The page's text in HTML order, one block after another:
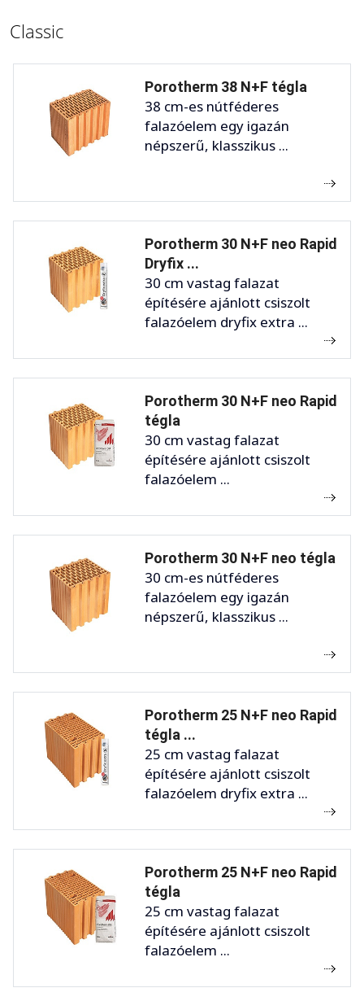
Classic
Porotherm 38 N+F tégla
38 cm-es nútféderes
falazóelem egy igazán
népszerű, klasszikus ...
Porotherm 30 N+F neo Rapid
Dryfix ...
30 cm vastag falazat
építésére ajánlott csiszolt
falazóelem dryfix extra ...
Porotherm 30 N+F neo Rapid
tégla
30 cm vastag falazat
építésére ajánlott csiszolt
falazóelem ...
Porotherm 30 N+F neo tégla
30 cm-es nútféderes
falazóelem egy igazán
népszerű, klasszikus ...
Porotherm 25 N+F neo Rapid
tégla ...
25 cm vastag falazat
építésére ajánlott csiszolt
falazóelem dryfix extra ...
Porotherm 25 N+F neo Rapid
tégla
25 cm vastag falazat
építésére ajánlott csiszolt
falazóelem ...